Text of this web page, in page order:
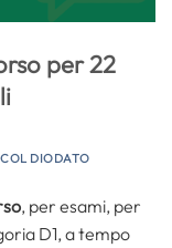
per 22
DIODATO
, per esami, per
D1, a tempo